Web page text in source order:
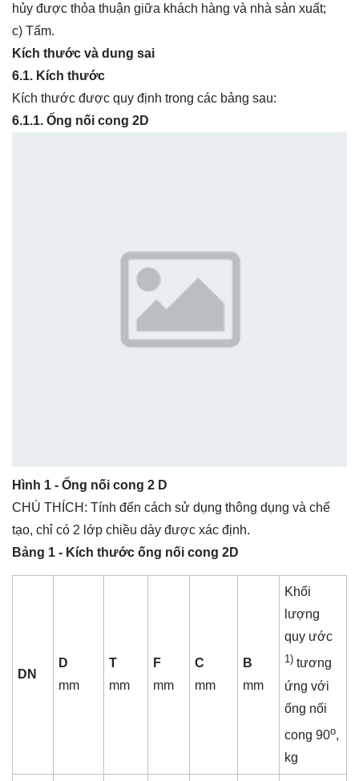
hủy được thỏa thuận giữa khách hàng và nhà sản xuất;
c) Tấm.
Kích thước và dung sai
6.1. Kích thước
Kích thước được quy định trong các bảng sau:
6.1.1. Ống nối cong 2D
Hình 1 - Ống nối cong 2 D
CHÚ THÍCH: Tính đến cách sử dụng thông dụng và chế
tạo, chỉ có 2 lớp chiều dày được xác định.
Bảng 1 - Kích thước ống nối cong 2D
DN
D
mm
T
mm
F
mm
C
mm
B
mm
Khối
lượng
quy ước
1) tương
ứng với
ống nối
cong 90o,
kg